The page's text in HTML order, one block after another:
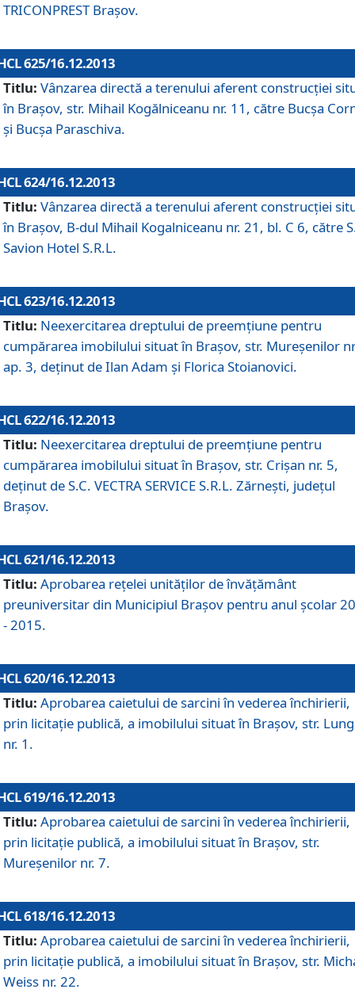
TRICONPREST Braşov.
625/16.12.2013
Titlu: Vânzarea directă a terenului aferent construcţiei
în Braşov, str. Mihail Kogălniceanu nr. 11, către Bucşa
şi Bucşa Paraschiva.
624/16.12.2013
Titlu: Vânzarea directă a terenului aferent construcţiei
în Braşov, B-dul Mihail Kogalniceanu nr. 21, bl. C 6, către
Savion Hotel S.R.L.
623/16.12.2013
Titlu: Neexercitarea dreptului de preemţiune pentru
cumpărarea imobilului situat în Braşov, str. Mureşenilor
ap. 3, deţinut de Ilan Adam şi Florica Stoianovici.
622/16.12.2013
Titlu: Neexercitarea dreptului de preemţiune pentru
cumpărarea imobilului situat în Braşov, str. Crişan nr. 5,
deţinut de S.C. VECTRA SERVICE S.R.L. Zărneşti, judeţul
Braşov.
621/16.12.2013
Titlu: Aprobarea reţelei unităţilor de învăţământ
preuniversitar din Municipiul Braşov pentru anul şcolar
- 2015.
620/16.12.2013
Titlu: Aprobarea caietului de sarcini în vederea închirierii,
prin licitaţie publică, a imobilului situat în Braşov, str.
nr. 1.
619/16.12.2013
Titlu: Aprobarea caietului de sarcini în vederea închirierii,
prin licitaţie publică, a imobilului situat în Braşov, str.
Mureşenilor nr. 7.
618/16.12.2013
Titlu: Aprobarea caietului de sarcini în vederea închirierii,
prin licitaţie publică, a imobilului situat în Braşov, str.
Weiss nr. 22.